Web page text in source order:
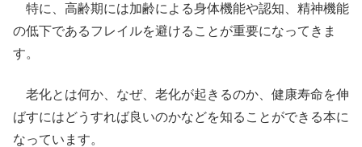
特に、高齢期には加齢による身体機能や認知、精神機能
の低下であるフレイルを避けることが重要になってきま
す。
老化とは何か、なぜ、老化が起きるのか、健康寿命を伸
ばすにはどうすれば良いのかなどを知ることができる本に
なっています。